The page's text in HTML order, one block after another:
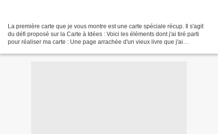
La première carte que je vous montre est une carte spéciale récup. Il s'agit
du défi proposé sur la Carte à Idées : Voici les éléments dont j'ai tiré parti
pour réaliser ma carte : Une page arrachée d'un vieux livre que j'ai